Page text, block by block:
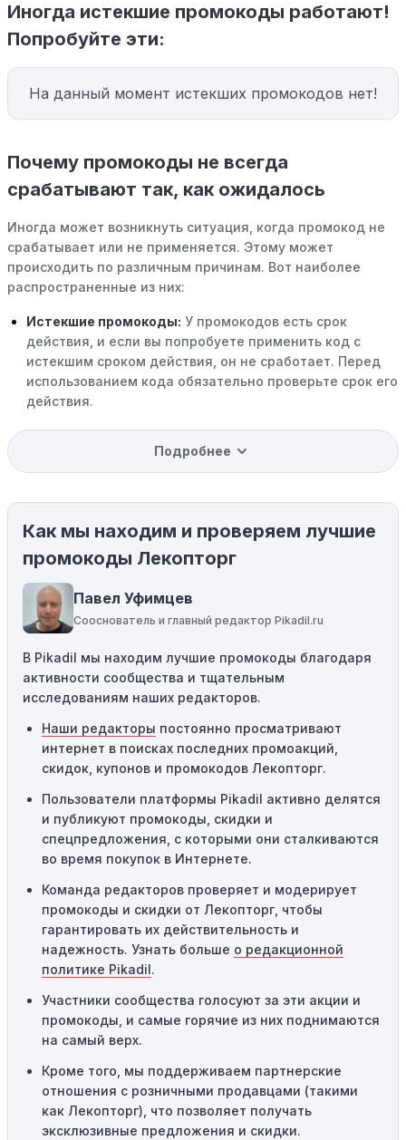
Иногда истекшие промокоды работают!
Попробуйте эти:
На данный момент истекших промокодов нет!
Почему промокоды не всегда
срабатывают так, как ожидалось
Иногда может возникнуть ситуация, когда промокод не
срабатывает или не применяется. Этому может
происходить по различным причинам. Вот наиболее
распространенные из них:
Истекшие промокоды: У промокодов есть срок
действия, и если вы попробуете применить код с
истекшим сроком действия, он не сработает. Перед
использованием кода обязательно проверьте срок его
действия.
Уже со скидкой:В некоторых случаях интересующий
вас товар может быть уже со скидкой. Некоторые
магазины предлагают скидки и акции напрямую, без
Ограничения на использование промокода:
Некоторые промокоды распространяются только на
определенные товары, бренды или категории. Если вы
пытаетесь применить код к товару, не
соответствующему критериям, он не сработает.
промокоды требуют соблюдения минимального
порога покупки, чтобы получить право на скидку. Если
сумма в корзине не соответствует указанному порогу,
код не сработает.
Географические ограничения:Действие некоторых
промокодов может быть ограничено определенными
местами или регионами. Если вы находитесь за
пределами указанного региона, то код не будет
применяться.
предназначены только для однократного
использования. Если код уже был использован кем-то
другим, он не будет действовать повторно.
Технические сбои:
привести к неработоспособности кодов промокодов. В
таких случаях следует обратиться за помощью в
службу поддержки.
Подробнее
Как мы находим и проверяем лучшие
промокоды Лекопторг
Павел Уфимцев
Сооснователь и главный редактор Pikadil.ru
В Pikadil мы находим лучшие промокоды благодаря
активности сообщества и тщательным
исследованиям наших редакторов.
Наши редакторы постоянно просматривают
интернет в поисках последних промоакций,
скидок, купонов и промокодов Лекопторг.
Пользователи платформы Pikadil активно делятся
и публикуют промокоды, скидки и
спецпредложения, с которыми они сталкиваются
во время покупок в Интернете.
Команда редакторов проверяет и модерирует
промокоды и скидки от Лекопторг, чтобы
гарантировать их действительность и
надежность. Узнать больше о редакционной
политике Pikadil.
Участники сообщества голосуют за эти акции и
промокоды, и самые горячие из них поднимаются
на самый верх.
Кроме того, мы поддерживаем партнерские
отношения с розничными продавцами (такими
как Лекопторг), что позволяет получать
эксклюзивные предложения и скидки.